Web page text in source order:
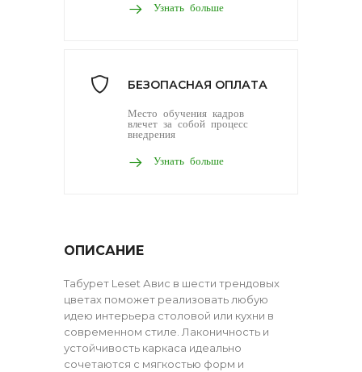
Узнать больше
БЕЗОПАСНАЯ ОПЛАТА
Место обучения кадров
влечет за собой процесс
внедрения
Узнать больше
ОПИСАНИЕ
Табурет Leset Авис в шести трендовых
цветах поможет реализовать любую
идею интерьера столовой или кухни в
современном стиле. Лаконичность и
устойчивость каркаса идеально
сочетаются с мягкостью форм и